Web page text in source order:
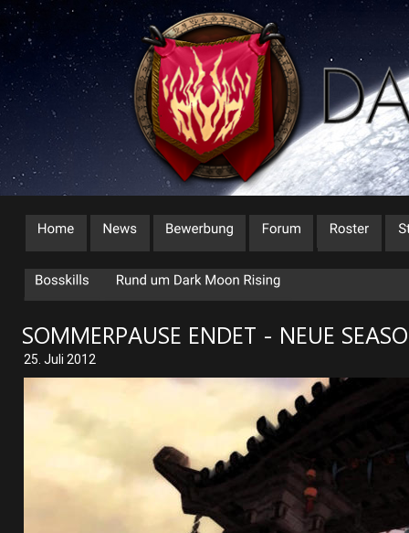
25. Juli 2012
SOMMERPAUSE ENDET - NEUE